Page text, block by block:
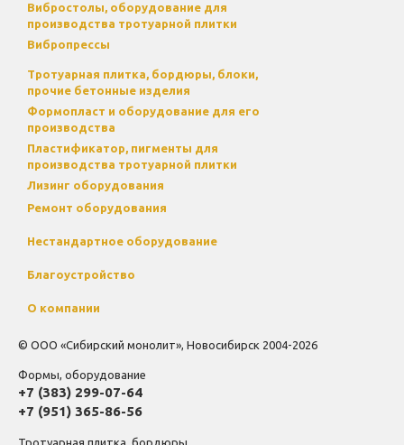
Вибростолы, оборудование для
производства тротуарной плитки
Вибропрессы
Тротуарная плитка, бордюры, блоки,
прочие бетонные изделия
Формопласт и оборудование для его
производства
Пластификатор, пигменты для
производства тротуарной плитки
Лизинг оборудования
Ремонт оборудования
Нестандартное оборудование
Благоустройство
О компании
© ООО «Сибирский монолит», Новосибирск 2004-2026
Формы, оборудование
+7 (383) 299-07-64
+7 (951) 365-86-56
Тротуарная плитка, бордюры